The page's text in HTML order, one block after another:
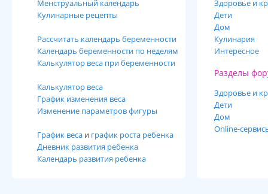
Менструальный календарь
Кулинарные рецепты
Рассчитать календарь беременности
Календарь беременности по неделям
Калькулятор веса при беременности
Калькулятор веса
График изменения веса
Изменение параметров фигуры
График веса и график роста ребенка
Дневник развития ребенка
Календарь развития ребенка
Здоровье и
Дети
Дом
Кулинария
Интересное
Разделы
Здоровье и
Дети
Дом
Online-